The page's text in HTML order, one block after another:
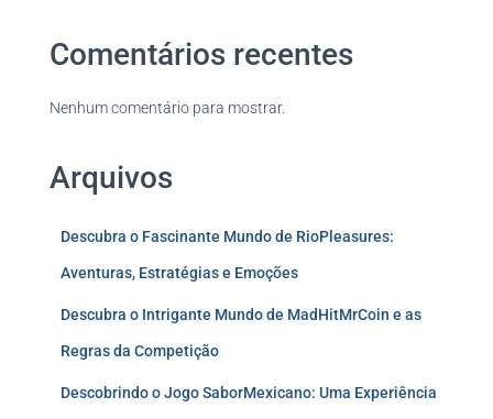
Comentários recentes
Nenhum comentário para mostrar.
Arquivos
Descubra o Fascinante Mundo de RioPleasures:
Aventuras, Estratégias e Emoções
Descubra o Intrigante Mundo de MadHitMrCoin e as
Regras da Competição
Descobrindo o Jogo SaborMexicano: Uma Experiência